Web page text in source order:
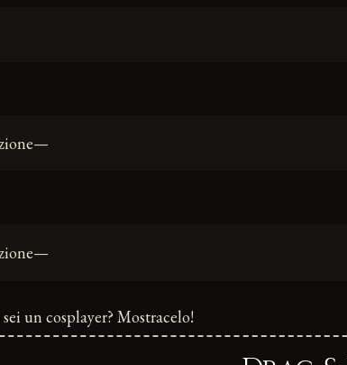
un cosplayer? Mostracelo!